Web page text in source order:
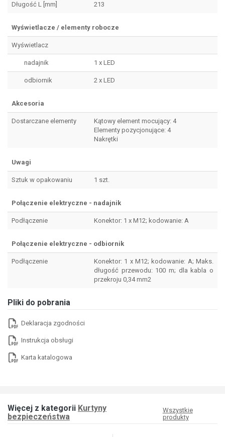
Długość L [mm] 213
Wyświetlacze / elementy robocze
Wyświetlacz
nadajnik 1 x LED
odbiornik 2 x LED
Akcesoria
Dostarczane elementy
Kątowy element mocujący: 4
Elementy pozycjonujące: 4
Nakrętki
Uwagi
Sztuk w opakowaniu 1 szt.
Połączenie elektryczne - nadajnik
Podłączenie Konektor: 1 x M12; kodowanie: A
Połączenie elektryczne - odbiornik
Podłączenie
Konektor: 1 x M12; kodowanie: A; Maks.
długość przewodu: 100 m; dla kabla o
przekroju 0,34 mm2
Pliki do pobrania
Deklaracja zgodności
Instrukcja obsługi
Karta katalogowa
Więcej z kategorii Kurtyny
bezpieczeństwa
Wszystkie
produkty